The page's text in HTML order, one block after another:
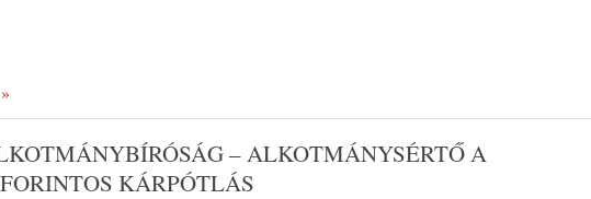
– ALKOTMÁNYSÉRTŐ A
KÁRPÓTLÁS